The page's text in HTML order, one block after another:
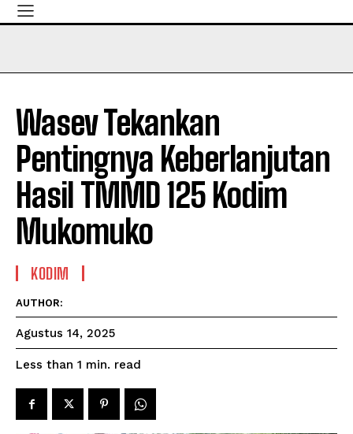
Wasev Tekankan
Pentingnya Keberlanjutan
Hasil TMMD 125 Kodim
Mukomuko
KODIM
AUTHOR:
Agustus 14, 2025
Less than 1 min. read